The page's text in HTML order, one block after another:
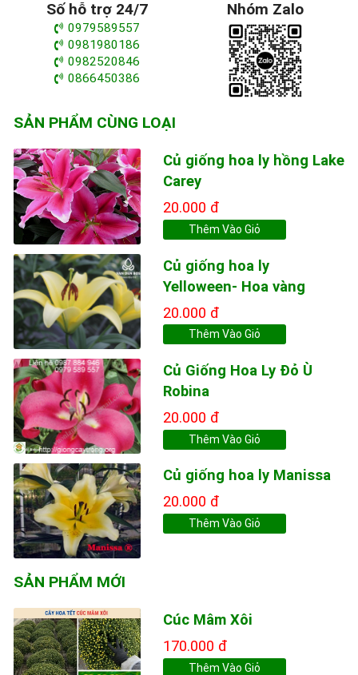
Số hỗ trợ 24/7
0979589557
0981980186
0982520846
0866450386
Nhóm Zalo
SẢN PHẨM CÙNG LOẠI
Củ giống hoa ly hồng Lake
Carey
20.000 đ
Thêm Vào Giỏ
Củ giống hoa ly
Yelloween- Hoa vàng
20.000 đ
Thêm Vào Giỏ
Củ Giống Hoa Ly Đỏ Ù
Robina
20.000 đ
Thêm Vào Giỏ
Củ giống hoa ly Manissa
20.000 đ
Thêm Vào Giỏ
SẢN PHẨM MỚI
Cúc Mâm Xôi
170.000 đ
Thêm Vào Giỏ